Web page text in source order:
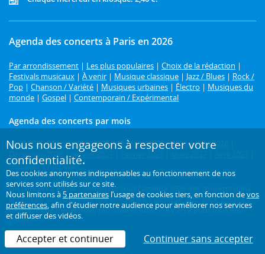
Agenda des concerts à Paris en 2026
Par arrondissement | Les plus populaires | Choix de la rédaction |
Festivals musicaux | À venir | Musique classique | Jazz / Blues | Rock /
Pop | Chanson / Variété | Musiques urbaines | Électro | Musiques du
monde | Gospel | Contemporain / Expérimental
Agenda des concerts par mois
Août 2026| Septembre 2026|Octobre 2026|Novembre 2026
Décembre 2026
| Janvier 2027 Février 2027
Mai 2027| Juin 2027
Un concert à Paris ?Retrouvez tout l'agenda 2026 des concerts dans
la capitale avec L'Officiel des spectacles. Classique, jazz, rock, gospel,
musique tzigane, électro, rap, soul et funk... : il y en a pour tous les
goûts !
Nous nous engageons à respecter votre
confidentialité.
Des cookies anonymes indispensables au fonctionnement de nos
services sont utilisés sur ce site.
Nous limitons à 5 partenaires l’usage de cookies tiers, en fonction devos
préférences, afin d'étudier notre audience pour améliorer nos services
et diffuser des vidéos.
Accepter et continuer Continuer sans accepter